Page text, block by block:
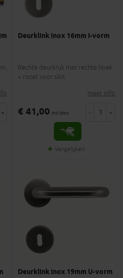
+
Deurklink inox 16mm I-vorm
Rechte deurkruk met rechte hoek
+ rozet voor slot
meer info
€ 41,00 incl.btw - +
Vergelijken
Deurklink inox 19mm U-vorm